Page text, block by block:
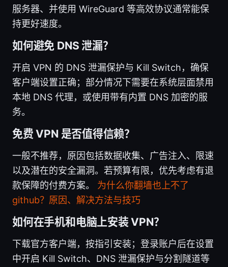
服务器、并使用 WireGuard 等高效协议通常能保
持更好速度。
如何避免 DNS 泄漏？
开启 VPN 的 DNS 泄漏保护与 Kill Switch，确保
客户端设置正确；部分情况下需要在系统层面禁用
本地 DNS 代理，或使用带有内置 DNS 加密的服
务。
免费 VPN 是否值得信赖？
一般不推荐，原因包括数据收集、广告注入、限速
以及潜在的安全漏洞。若预算有限，优先考虑有退
款保障的付费方案。 为什么你翻墙也上不了
github？原因、解决方法与技巧
如何在手机和电脑上安装 VPN？
下载官方客户端，按指引安装；登录账户后在设置
中开启 Kill Switch、DNS 泄漏保护与分割隧道等